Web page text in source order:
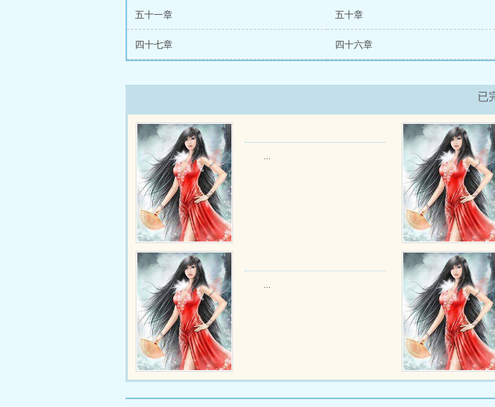
五十一章 五十章
四十七章 四十六章
已
...
...